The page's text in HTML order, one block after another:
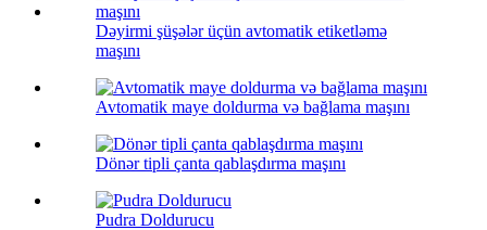
Dəyirmi şüşələr üçün avtomatik etiketləmə
maşını
Avtomatik maye doldurma və bağlama maşını
Dönər tipli çanta qablaşdırma maşını
Pudra Doldurucu